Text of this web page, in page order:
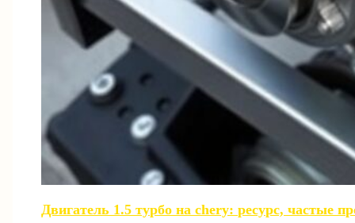
Двигатель 1.5 турбо на chery: ресурс, частые